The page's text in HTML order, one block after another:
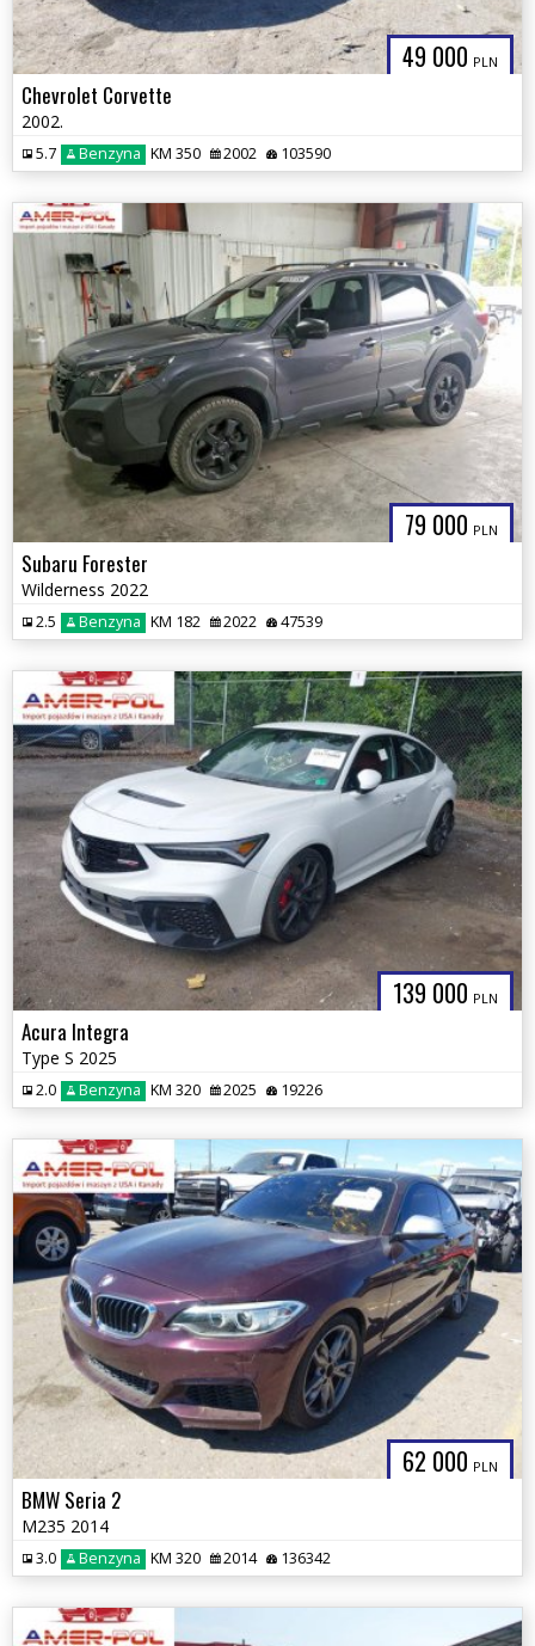
49 000 PLN
Chevrolet Corvette
2002.
5.7 Benzyna KM 350 2002 103590
79 000 PLN
Subaru Forester
Wilderness 2022
2.5 Benzyna KM 182 2022 47539
139 000 PLN
Acura Integra
Type S 2025
2.0 Benzyna KM 320 2025 19226
62 000 PLN
BMW Seria 2
M235 2014
3.0 Benzyna KM 320 2014 136342